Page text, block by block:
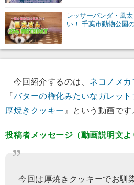
レッサーパンダ・風
い！ 千葉市動物公園
今回紹介するのは、 ネコノメカ
『バターの権化みたいなガレット
厚焼きクッキー 』という動画です
投稿者メッセージ（動画説明文よ
今回は厚焼きクッキーでお馴